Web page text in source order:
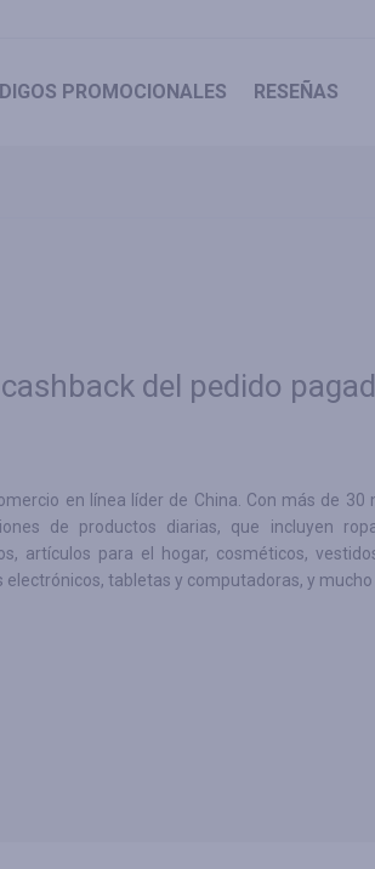
PROMOCIONALES RESEÑAS
cashback del pedido
en línea líder de China. Con más de 30
de productos diarias, que incluyen
artículos para el hogar, cosméticos,
tabletas y computadoras, y mucho